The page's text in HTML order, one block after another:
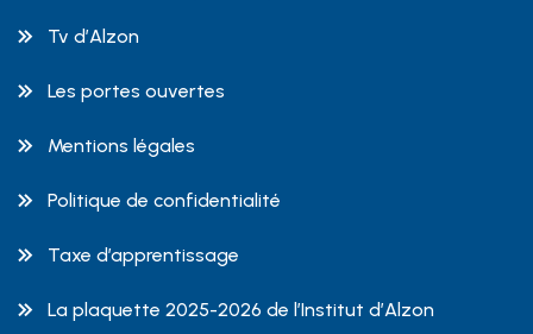
Tv d’Alzon
Les portes ouvertes
Mentions légales
Politique de confidentialité
Taxe d’apprentissage
La plaquette 2025-2026 de l’Institut d’Alzon